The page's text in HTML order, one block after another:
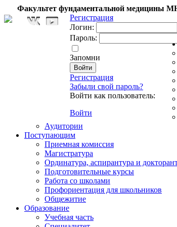
Факультет фундаментальной
Регистрация
Логин:
Пароль:
Запомни
Регистрация
Забыли свой пароль?
Войти как пользователь:
Войти
Аудитории
Поступающим
Приемная комиссия
Магистратура
Ординатура, аспирантура и
Подготовительные курсы
Работа со школами
Профориентация для школьников
Общежитие
Образование
Учебная часть